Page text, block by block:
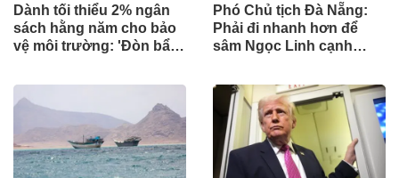
Dành tối thiểu 2% ngân
sách hằng năm cho bảo
vệ môi trường: 'Đòn bẩy'
ngoặt quản trị hiện đại
Phó Chủ tịch Đà Nẵng:
Phải đi nhanh hơn để
sâm Ngọc Linh cạnh